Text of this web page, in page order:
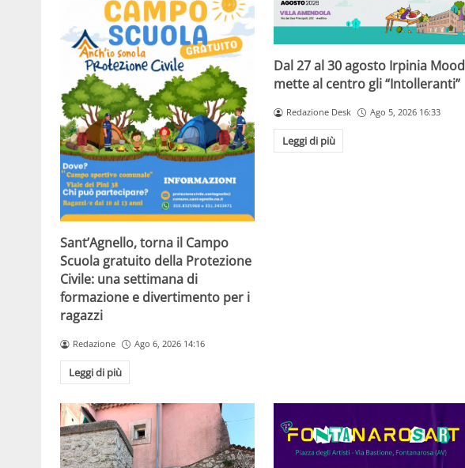
Sant’Agnello, torna il Campo
Scuola gratuito della Protezione
Civile: una settimana di
formazione e divertimento per i
ragazzi
Redazione Ago 6, 2026 14:16
Leggi di più
Dal 27 al 30 agosto Irpinia Mood
mette al centro gli “Intolleranti”
Redazione Desk Ago 5, 2026 16:33
Leggi di più